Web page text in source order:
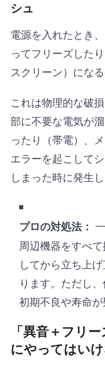
シュ
電源を入れたとき
ってフリーズした
スクリーン）になる
これは物理的な破
部に不要な電気が
ったり（帯電）、
エラーを起こして
しまった時に発生し
プロの対処法：
周辺機器をすべ
してから立ち上
ります。ただし
初期不良や寿命が
「異音＋フリ
にやってはい